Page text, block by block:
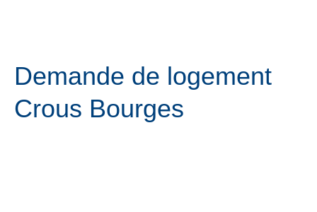
Demande de logement
Crous Bourges